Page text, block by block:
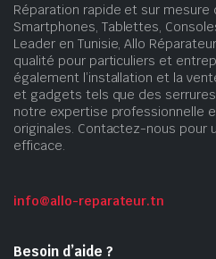
Réparation rapide et sur mesure
Smartphones, Tablettes,
Leader en Tunisie, Allo
qualité pour particuliers et
également l’installation et la
et gadgets tels que des
notre expertise professionnelle
originales. Contactez-nous pour
efficace.
info@allo-reparateur.tn
Besoin d’aide ?